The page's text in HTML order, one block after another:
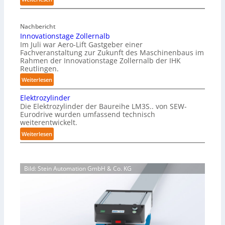
r
e
i
e
u
n
d
k
o
r
r
o
s
i
n
s
M
g
a
z
n
-
B
e
l
a
d
n
ü
Nachbericht
Innovationstage Zollernalb
Im Juli war Aero-Lift Gastgeber einer
Fachveranstaltung zur Zukunft des Maschinenbaus im
Rahmen der Innovationstage Zollernalb der IHK
Reutlingen.
Weiterlesen:
I
n
n
o
v
a
o
n
Elektrozylinder
Die Elektrozylinder der Baureihe LM3S.. von SEW-
Eurodrive wurden umfassend technisch
weiterentwickelt.
Weiterlesen:
E
e
k
Bild: Stein Automation GmbH & Co. KG